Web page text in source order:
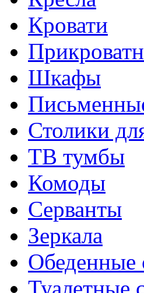
Кровати
Шкафы
Столики
ТВ тумбы
Комоды
Серванты
Зеркала
Обеденные